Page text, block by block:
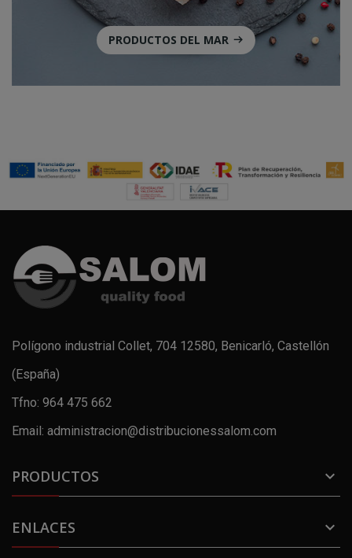
PRODUCTOS DEL MAR
Polígono industrial Collet, 704 12580, Benicarló, Castellón
(España)
Tfno: 964 475 662
Email: administracion@distribucionessalom.com
PRODUCTOS 
ENLACES 